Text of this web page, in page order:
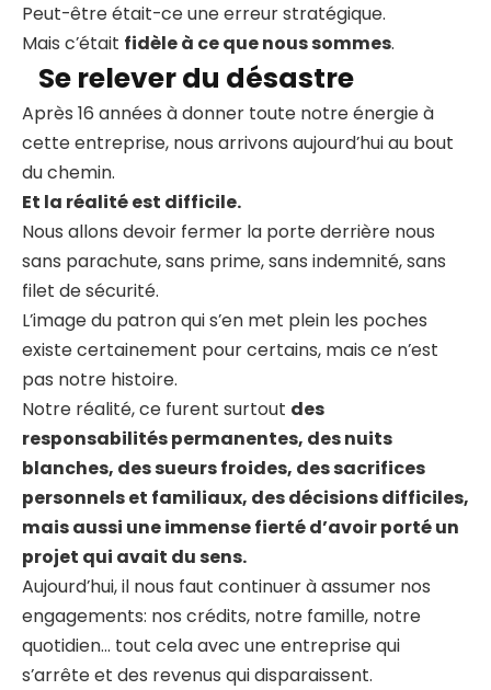
Peut-être était-ce une erreur stratégique.
Mais c’était fidèle à ce que nous sommes.
Se relever du désastre
Après 16 années à donner toute notre énergie à
cette entreprise, nous arrivons aujourd’hui au bout
du chemin.
Et la réalité est difficile.
Nous allons devoir fermer la porte derrière nous
sans parachute, sans prime, sans indemnité, sans
filet de sécurité.
L’image du patron qui s’en met plein les poches
existe certainement pour certains, mais ce n’est
pas notre histoire.
Notre réalité, ce furent surtout des
responsabilités permanentes, des nuits
blanches, des sueurs froides, des sacrifices
personnels et familiaux, des décisions difficiles,
mais aussi une immense fierté d’avoir porté un
projet qui avait du sens.
Aujourd’hui, il nous faut continuer à assumer nos
engagements: nos crédits, notre famille, notre
quotidien… tout cela avec une entreprise qui
s’arrête et des revenus qui disparaissent.